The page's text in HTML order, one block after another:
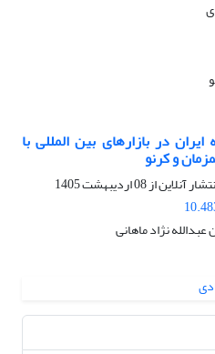
در بازارهای بین المللی با
و کرنو
آنلاین از08 اردیبهشت 1405
نژاد ماهانی